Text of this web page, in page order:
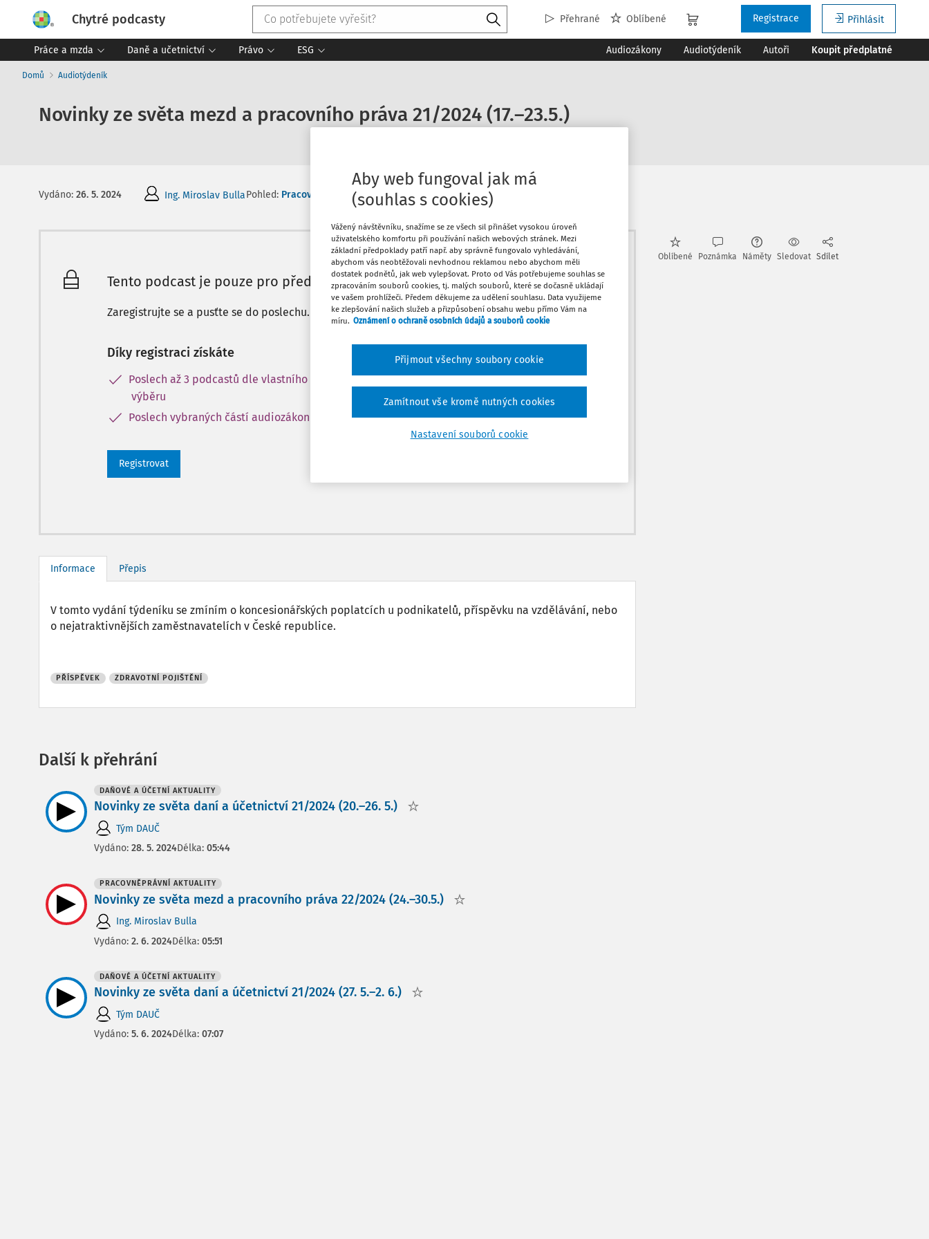
Chytré podcasty Přehrané Oblíbené Přihlásit
Registrace
Práce a mzda Daně a učetnictví Právo ESG Audiozákony Audiotýdeník Autoři Koupit předplatné
Domů Audiotýdeník
Novinky ze světa mezd a pracovního práva 21/2024 (17.–23.5.)
Vydáno: 26. 5. 2024 Ing. Miroslav BullaPohled: Pracovněprávní aktuality
Máte předplatné? Přihlaste se
Tento podcast je pouze pro předplatitele
Zaregistrujte se a pusťte se do poslechu.
Díky registraci získáte
Poslech až 3 podcastů dle vlastního
výběru
Odemčené podcasty
Poslech vybraných částí audiozákonů Možnost využít mobilní aplikaci
Registrovat
Informace Přepis
V tomto vydání týdeníku se zmíním o koncesionářských poplatcích u podnikatelů, příspěvku na vzdělávání, nebo
o nejatraktivnějších zaměstnavatelích v České republice.
PŘÍSPĚVEK ZDRAVOTNÍ POJIŠTĚNÍ
Další k přehrání
DAŇOVÉ A ÚČETNÍ AKTUALITY
Novinky ze světa daní a účetnictví 21/2024 (20.–26. 5.)
Tým DAUČ
Vydáno: 28. 5. 2024Délka: 05:44
PRACOVNĚPRÁVNÍ AKTUALITY
Novinky ze světa mezd a pracovního práva 22/2024 (24.–30.5.)
Ing. Miroslav Bulla
Vydáno: 2. 6. 2024Délka: 05:51
DAŇOVÉ A ÚČETNÍ AKTUALITY
Novinky ze světa daní a účetnictví 21/2024 (27. 5.–2. 6.)
Tým DAUČ
Vydáno: 5. 6. 2024Délka: 07:07
Oblíbené Poznámka Náměty Sledovat Sdílet
Aby web fungoval jak má
(souhlas s cookies)
Vážený návštěvníku, snažíme se ze všech sil přinášet vysokou úroveň
uživatelského komfortu při používání našich webových stránek. Mezi
základní předpoklady patří např. aby správně fungovalo vyhledávání,
abychom vás neobtěžovali nevhodnou reklamou nebo abychom měli
dostatek podnětů, jak web vylepšovat. Proto od Vás potřebujeme souhlas se
zpracováním souborů cookies, tj. malých souborů, které se dočasně ukládají
ve vašem prohlížeči. Předem děkujeme za udělení souhlasu. Data využijeme
ke zlepšování našich služeb a přizpůsobení obsahu webu přímo Vám na
míru. Oznámení o ochraně osobních údajů a souborů cookie
Nastavení souborů cookie
Zamítnout vše kromě nutných cookies
Přijmout všechny soubory cookie